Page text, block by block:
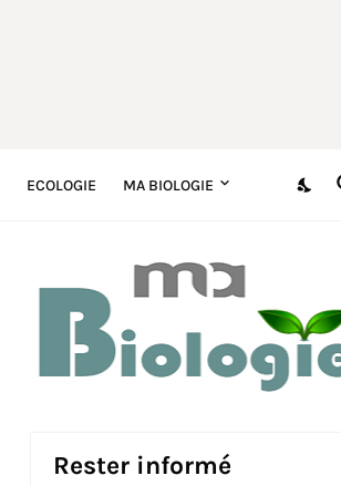
ECOLOGIE MA BIOLOGIE
Rester informé